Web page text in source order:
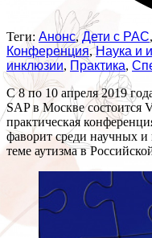
Теги: Анонс,Дети с РАС,
Конференция,Наука и
инклюзии, Практика,
С 8 по 10 апреля 2019
SAP в Москве состоится
практическая
фаворит среди научных и
теме аутизма в